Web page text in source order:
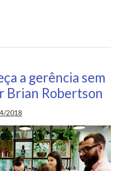
a gerência sem
Brian Robertson
2018